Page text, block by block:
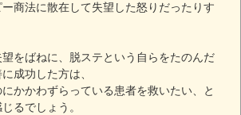
商法に散在して失望した怒りだったりす
をばねに、脱ステという自らをたのんだ
成功した方は、
かかわずらっている患者を救いたい、と
るでしょう。